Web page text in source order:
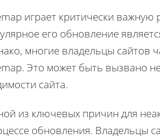
играет критически
его обновление
многие владельцы сайтов
Это может быть вызвано
сайта.
из ключевых причин для
обновления. Владельцы